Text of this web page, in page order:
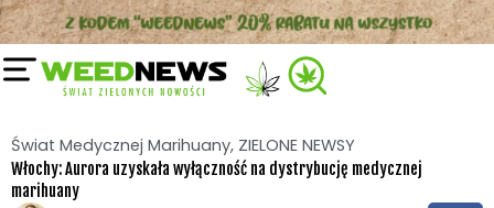
Przejdź
do
treści
Świat Medycznej Marihuany, ZIELONE NEWSY
Włochy: Aurora uzyskała wyłączność na dystrybucję medycznej
marihuany